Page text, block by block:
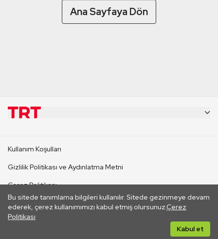
Ana Sayfaya Dön
Bu sitede tanımlama bilgileri kullanılır. Sitede gezinmeye devam
ederek, çerez kullanımımızı kabul etmiş olursunuz.Çerez
Politikası
Kabul et
CANLI YAYINLAR
Kullanım Koşulları
Gizlilik Politikası ve Aydınlatma Metni
Çerez Politikası
İletişim
Her hakkı saklıdır. ©2026 TRT. Bağlantı yoluyla gidilen dış